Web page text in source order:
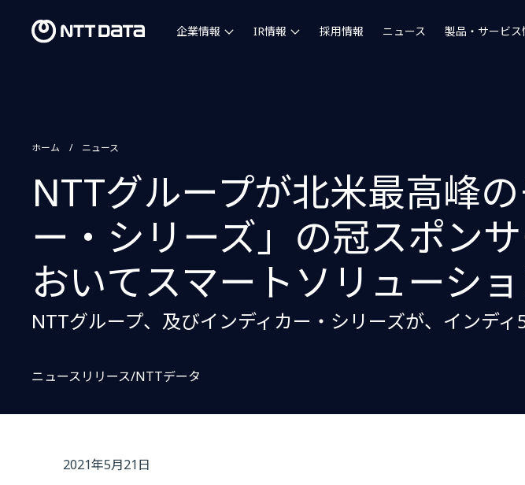
企業情報 IR情報 採用情報 ニュース 製品・サービス
ホーム ニュース
NTTグループが北米最高峰
ー・シリーズ」の冠スポン
おいてスマートソリューシ
NTTグループ、及びインディカー・シリーズが、インデ
ニュースリリース/NTTデータ
2021年5月21日